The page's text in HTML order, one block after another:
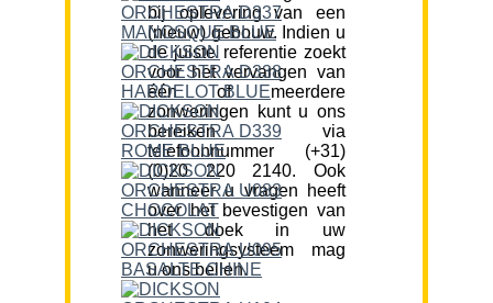
bij oplevering van een
(nieuw) gebouw. Indien u
de juiste referentie zoekt
voor het vervangen van
één of meerdere
zonweringen kunt u ons
bereiken via
telefoonnummer (+31)
(0)20 220 2140. Ook
wanneer u vragen heeft
over het bevestigen van
het doek in uw
zonweringsysteem mag
u ons bellen.